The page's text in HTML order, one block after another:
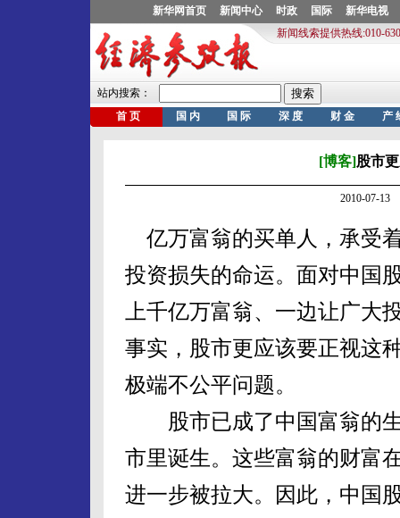
[博客]股市
2010-07-13
亿万富翁的买单人，承受
投资损失的命运。面对中国
上千亿万富翁、一边让广大
事实，股市更应该要正视这
极端不公平问题。
股市已成了中国富翁的生
市里诞生。这些富翁的财富
进一步被拉大。因此，中国